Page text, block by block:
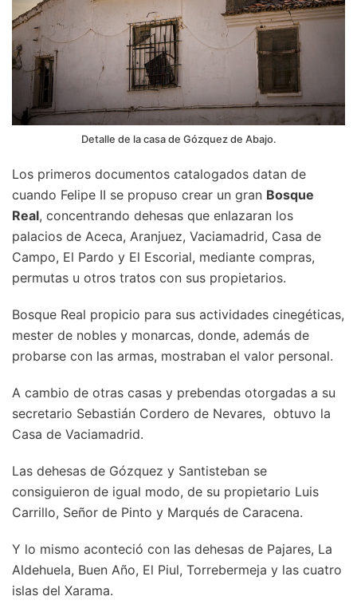
Detalle de la casa de Gózquez de Abajo.
Los primeros documentos catalogados datan de
cuando Felipe II se propuso crear un gran Bosque
Real, concentrando dehesas que enlazaran los
palacios de Aceca, Aranjuez, Vaciamadrid, Casa de
Campo, El Pardo y El Escorial, mediante compras,
permutas u otros tratos con sus propietarios.
Bosque Real propicio para sus actividades cinegéticas,
mester de nobles y monarcas, donde, además de
probarse con las armas, mostraban el valor personal.
A cambio de otras casas y prebendas otorgadas a su
secretario Sebastián Cordero de Nevares, obtuvo la
Casa de Vaciamadrid.
Las dehesas de Gózquez y Santisteban se
consiguieron de igual modo, de su propietario Luis
Carrillo, Señor de Pinto y Marqués de Caracena.
Y lo mismo aconteció con las dehesas de Pajares, La
Aldehuela, Buen Año, El Piul, Torrebermeja y las cuatro
islas del Xarama.